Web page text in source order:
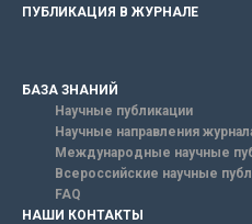
ПУБЛИКАЦИЯ В ЖУРНАЛЕ
БАЗА ЗНАНИЙ
Научные публикации
Научные направления
Международные научные
Всероссийские научные
FAQ
НАШИ КОНТАКТЫ